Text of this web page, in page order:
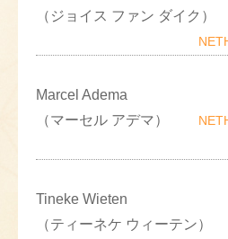
（ジョイス ファン ダイク）
Marcel Adema
（マーセル アデマ）
Tineke Wieten
（ティーネケ ウィーテン）